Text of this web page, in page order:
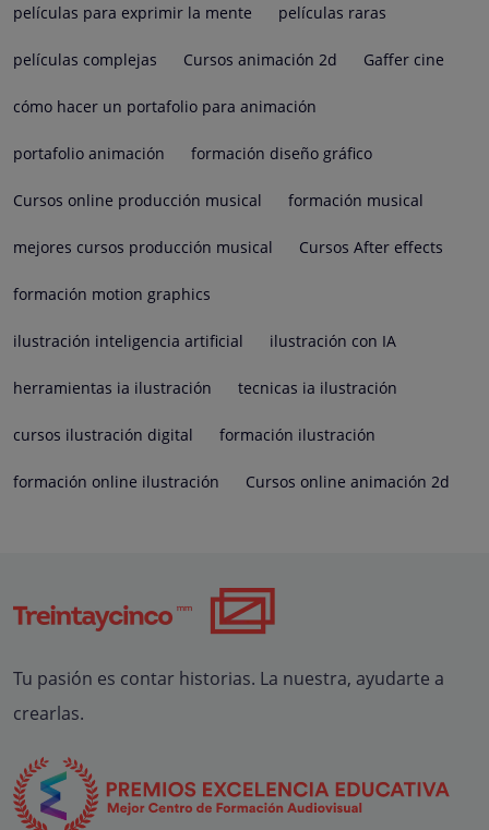
películas para exprimir la mente películas raras
películas complejas Cursos animación 2d Gaffer cine
cómo hacer un portafolio para animación
portafolio animación formación diseño gráfico
Cursos online producción musical formación musical
mejores cursos producción musical Cursos After effects
formación motion graphics
ilustración inteligencia artificial ilustración con IA
herramientas ia ilustración tecnicas ia ilustración
cursos ilustración digital formación ilustración
formación online ilustración Cursos online animación 2d
Tu pasión es contar historias. La nuestra, ayudarte a
crearlas.